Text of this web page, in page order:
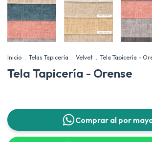
Inicio . Telas Tapicería . Velvet . Tela Tapicería -
Tela Tapicería - Orense
Comprar al por